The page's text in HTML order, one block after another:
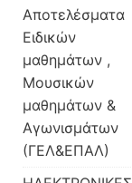
Αποτελέσματα
Ειδικών
μαθημάτων ,
Μουσικών
μαθημάτων &
Αγωνισμάτων
(ΓΕΛ&ΕΠΑΛ)